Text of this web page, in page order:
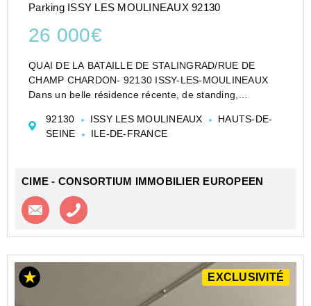
Parking ISSY LES MOULINEAUX 92130
26 000€
QUAI DE LA BATAILLE DE STALINGRAD/RUE DE
CHAMP CHARDON- 92130 ISSY-LES-MOULINEAUX
Dans un belle résidence récente, de standing,
emplacement de stationnement au premier sous-sol.
Accès au parking côté ru...
92130 ISSY LES MOULINEAUX
HAUTS-DE-
SEINE
ILE-DE-FRANCE
CIME - CONSORTIUM IMMOBILIER EUROPEEN
Contacter l'agence
EXCLUSIVITÉ